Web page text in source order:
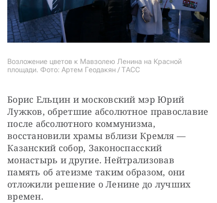
Возложение цветов к Мавзолею Ленина на Красной
площади. Фото: Артем Геодакян / ТАСС
Борис Ельцин и московский мэр Юрий
Лужков, обретшие абсолютное православие
после абсолютного коммунизма,
восстановили храмы вблизи Кремля —
Казанский собор, Законоспасский
монастырь и другие. Нейтрализовав
память об атеизме таким образом, они
отложили решение о Ленине до лучших
времен.